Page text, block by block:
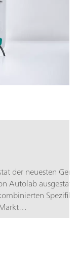
der neuesten
Autolab
±6 A; EIS-
bis zu 1 μs;
enthalten, die
mit zusätzlichen